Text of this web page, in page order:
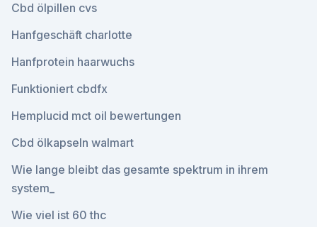
Cbd ölpillen cvs
Hanfgeschäft charlotte
Hanfprotein haarwuchs
Funktioniert cbdfx
Hemplucid mct oil bewertungen
Cbd ölkapseln walmart
Wie lange bleibt das gesamte spektrum in ihrem
system_
Wie viel ist 60 thc